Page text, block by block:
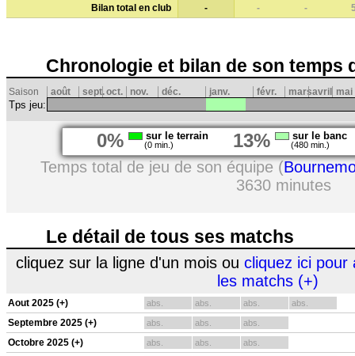
Bilan total en club
- - -
Chronologie et bilan de son temps
Saison août sept.oct. nov. déc. janv. févr. marsavril mai
Tps jeu:
0% sur le terrain
(0 min.) 13% sur le banc
(480 min.)
Temps total de jeu de son équipe (
3630 minutes
Le détail de tous ses matchs
cliquez sur la ligne d'un mois ou cliquez ici pour
les matchs (+)
Aout 2025 (+) abs. abs. abs. abs.
Septembre 2025 (+) abs. abs. abs.
Octobre 2025 (+) abs. abs. abs.